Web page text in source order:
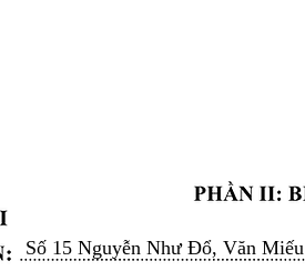
Số 15 Nguyễn Như Đổ, Văn Miếu